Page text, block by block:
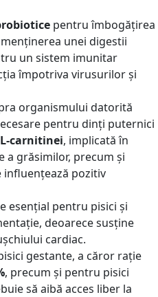
pentru îmbogățirea
unei digestii
un sistem imunitar
împotriva virusurilor și
organismului datorită
pentru dinți puternici
L-carnitinei, implicată în
a grăsimilor, precum și
influențează pozitiv
esențial pentru pisici și
deoarece susține
cardiac.
gestante, a căror rație
, precum și pentru pisici
să aibă acces liber la